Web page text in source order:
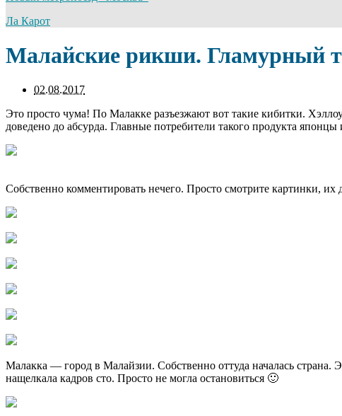
Ла Карот
Малайские рикши. Гламурный
02.08.2017
Это просто чума! По Малакке разъезжают вот такие кибитки.
доведено до абсурда. Главные потребители такого продукта
Собственно комментировать нечего. Просто смотрите картинки,
Малакка — город в Малайзии. Собственно оттуда началась страна.
нащелкала кадров сто. Просто не могла остановиться 🙂